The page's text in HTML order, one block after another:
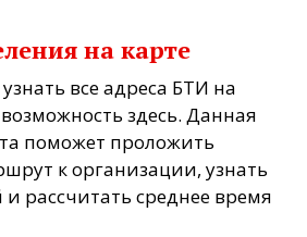
на карте
все адреса БТИ на
здесь. Данная
поможет проложить
к организации, узнать
и рассчитать среднее время